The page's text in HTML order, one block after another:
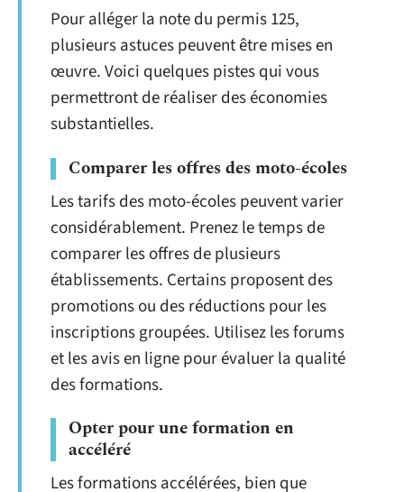
Pour alléger la note du permis 125,
plusieurs astuces peuvent être mises en
œuvre. Voici quelques pistes qui vous
permettront de réaliser des économies
substantielles.
Comparer les offres des moto-écoles
Les tarifs des moto-écoles peuvent varier
considérablement. Prenez le temps de
comparer les offres de plusieurs
établissements. Certains proposent des
promotions ou des réductions pour les
inscriptions groupées. Utilisez les forums
et les avis en ligne pour évaluer la qualité
des formations.
Opter pour une formation en
accéléré
Les formations accélérées, bien que